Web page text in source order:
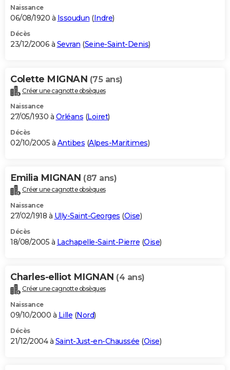
Naissance
06/08/1920 à Issoudun (Indre)
Décès
23/12/2006 à Sevran (Seine-Saint-Denis)
Colette MIGNAN (75 ans)
Créer une cagnotte obsèques
Naissance
27/05/1930 à Orléans (Loiret)
Décès
02/10/2005 à Antibes (Alpes-Maritimes)
Emilia MIGNAN (87 ans)
Créer une cagnotte obsèques
Naissance
27/02/1918 à Ully-Saint-Georges (Oise)
Décès
18/08/2005 à Lachapelle-Saint-Pierre (Oise)
Charles-elliot MIGNAN (4 ans)
Créer une cagnotte obsèques
Naissance
09/10/2000 à Lille (Nord)
Décès
21/12/2004 à Saint-Just-en-Chaussée (Oise)